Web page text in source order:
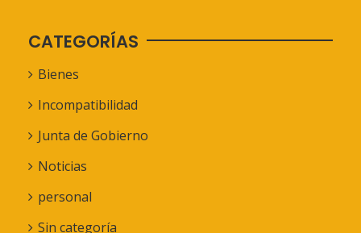
CATEGORÍAS
Bienes
Incompatibilidad
Junta de Gobierno
Noticias
personal
Sin categoría